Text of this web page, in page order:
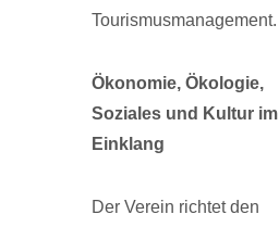
Tourismusmanagement.
Ökonomie, Ökologie,
Soziales und Kultur im
Einklang
Der Verein richtet den